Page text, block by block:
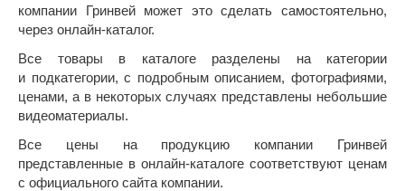
компании Гринвей может это сделать самостоятельно,
через онлайн-каталог.
Все товары в каталоге разделены на категории
и подкатегории, с подробным описанием, фотографиями,
ценами, а в некоторых случаях представлены небольшие
видеоматериалы.
Все цены на продукцию компании Гринвей
представленные в онлайн-каталоге соответствуют ценам
с официального сайта компании.